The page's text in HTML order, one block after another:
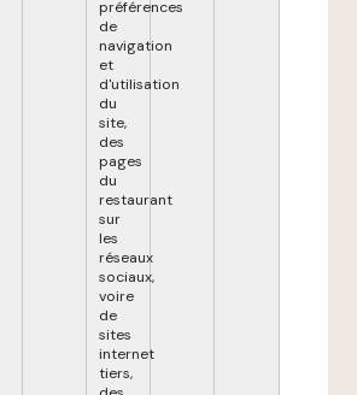
préférences
de
navigation
et
d'utilisation
du
site,
des
pages
du
restaurant
sur
les
réseaux
sociaux,
voire
de
sites
internet
tiers,